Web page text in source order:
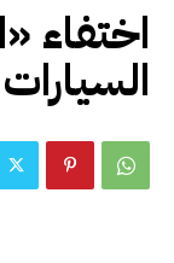
اختفاء
السيارات